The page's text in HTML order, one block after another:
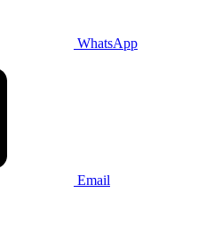
WhatsApp
Email